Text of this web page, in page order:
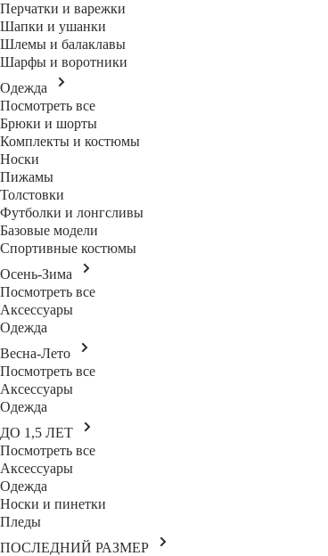
Перчатки и варежки
Шапки и ушанки
Шлемы и балаклавы
Шарфы и воротники
Одежда
Посмотреть все
Брюки и шорты
Комплекты и костюмы
Носки
Пижамы
Толстовки
Футболки и лонгсливы
Базовые модели
Спортивные костюмы
Осень-Зима
Посмотреть все
Аксессуары
Одежда
Весна-Лето
Посмотреть все
Аксессуары
Одежда
ДО 1,5 ЛЕТ
Посмотреть все
Аксессуары
Одежда
Носки и пинетки
Пледы
ПОСЛЕДНИЙ РАЗМЕР